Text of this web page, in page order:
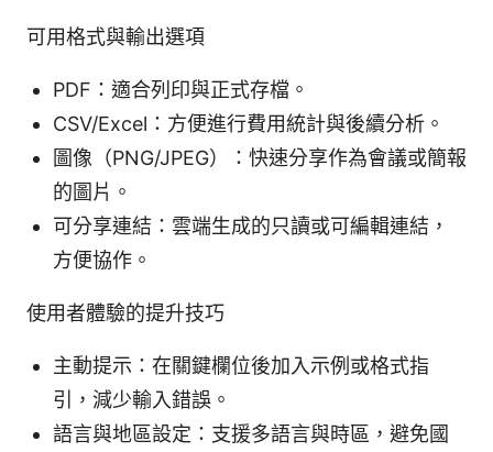
可用格式與輸出選項
PDF：適合列印與正式存檔。
CSV/Excel：方便進行費用統計與後續分析。
圖像（PNG/JPEG）：快速分享作為會議或簡報
的圖片。
可分享連結：雲端生成的只讀或可編輯連結，
方便協作。
使用者體驗的提升技巧
主動提示：在關鍵欄位後加入示例或格式指
引，減少輸入錯誤。
語言與地區設定：支援多語言與時區，避免國